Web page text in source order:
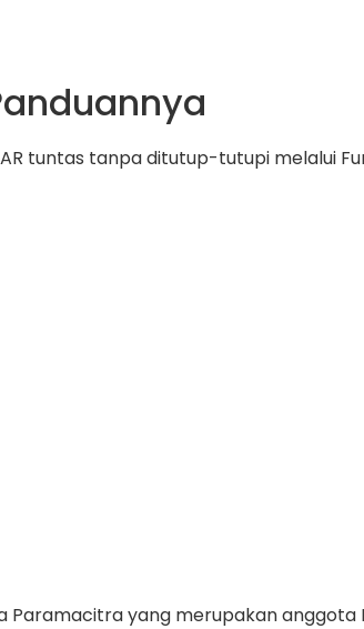
tuntas tanpa ditutup-tutupi melalui
Paramacitra yang merupakan anggota